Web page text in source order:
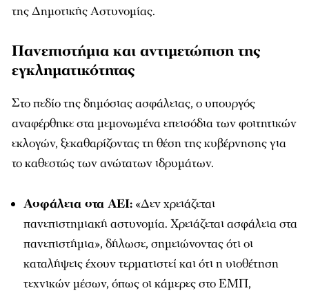
της Δημοτικής Αστυνομίας.
Πανεπιστήμια και αντιμετώπιση της
εγκληματικότητας
Στο πεδίο της δημόσιας ασφάλειας, ο υπουργός
αναφέρθηκε στα μεμονωμένα επεισόδια των φοιτητικών
εκλογών, ξεκαθαρίζοντας τη θέση της κυβέρνησης για
το καθεστώς των ανώτατων ιδρυμάτων.
Ασφάλεια στα ΑΕΙ: «Δεν χρειάζεται
πανεπιστημιακή αστυνομία. Χρειάζεται ασφάλεια στα
πανεπιστήμια», δήλωσε, σημειώνοντας ότι οι
καταλήψεις έχουν τερματιστεί και ότι η υιοθέτηση
τεχνικών μέσων, όπως οι κάμερες στο ΕΜΠ,